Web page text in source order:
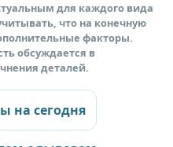
для каждого вида
что на конечную
факторы.
обсуждается в
деталей.
на сегодня